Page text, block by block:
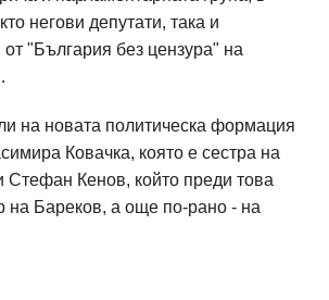
негови депутати, така и
"България без цензура" на
на новата политическа формация
Ковачка, която е сестра на
Стефан Кенов, който преди това
на Бареков, а още по-рано - на